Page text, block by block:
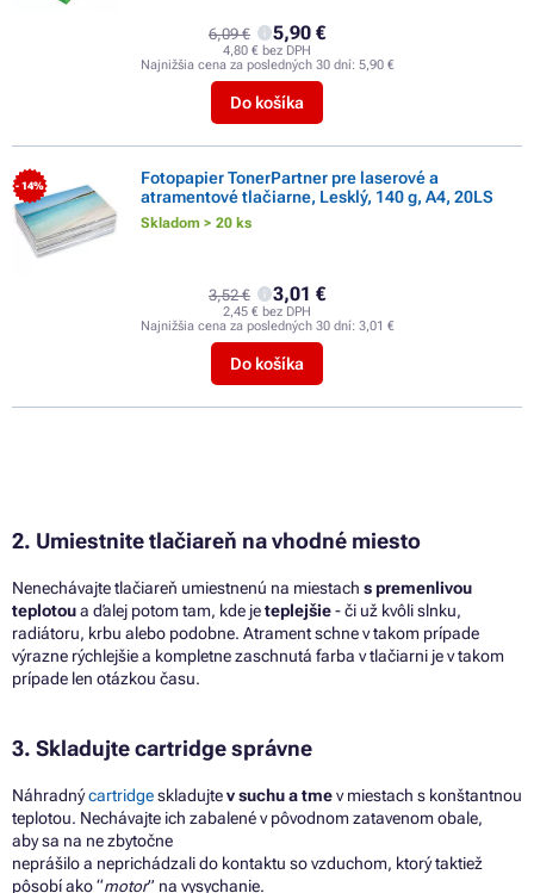
6,09 € 5,90 €
4,80 € bez DPH
Najnižšia cena za posledných 30 dní: 5,90 €
Do košíka
- 14%
Fotopapier TonerPartner pre laserové a
atramentové tlačiarne, Lesklý, 140 g, A4, 20LS
Skladom > 20 ks
3,52 € 3,01 €
2,45 € bez DPH
Najnižšia cena za posledných 30 dní: 3,01 €
Do košíka
2. Umiestnite tlačiareň navhodné miesto
Nenechávajte tlačiareň umiestnenú na miestach s premenlivou
teplotoua ďalej potom tam, kde jeteplejšie- či už kvôli slnku,
radiátoru, krbu alebo podobne. Atrament schne v takom prípade
výrazne rýchlejšiea kompletne zaschnutá farba v tlačiarni je v takom
prípade len otázkou času.
3. Skladujte cartridge správne
Náhradnýcartridgeskladujtev suchuatmevmiestach s konštantnou
teplotou. Nechávajte ich zabalenévpôvodnom zatavenom obale,
abysa na nezbytočne
neprášiloa neprichádzalido kontaktu sovzduchom, ktorý taktiež
pôsobí ako “motor” na vysychanie.